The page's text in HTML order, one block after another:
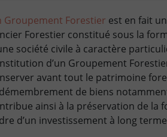
Groupement Forestier est en fait
Forestier constitué sous la
société civile à caractère
d’un Groupement
avant tout le patrimoine
de biens
ainsi à la préservation de la
d’un investissement à long